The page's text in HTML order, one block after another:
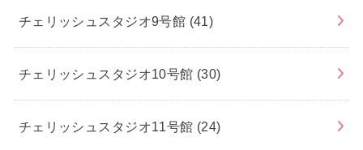
チェリッシュスタジオ9号館 (41)
チェリッシュスタジオ10号館 (30)
チェリッシュスタジオ11号館 (24)